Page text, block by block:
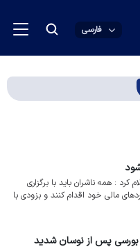
فارسی
کرد : همه ناشران باید با برگزاری
مالی خود اقدام کنند و بزودی با
بورسی پس از نوسان شدید